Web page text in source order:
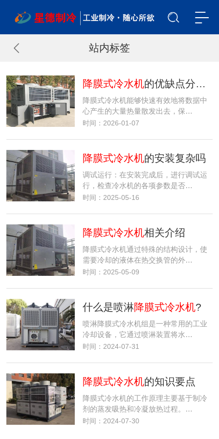
站内标签
降膜式冷水机的优缺点分别是什么
降膜式冷水机能够快速有效地将数据中
心产生的大量热量散发出去，保…
时间：2026-01-07
降膜式冷水机的安装复杂吗
调试运行：在安装完成后，进行调试运
行，检查冷水机的各项参数是否…
时间：2025-05-16
降膜式冷水机相关介绍
降膜式冷水机通过特殊的结构设计，使
需要冷却的液体在热交换管的外…
时间：2025-05-09
什么是喷淋降膜式冷水机?
喷淋降膜式冷水机组是一种常用的工业
冷却设备，它通过喷淋装置将水…
时间：2024-07-31
降膜式冷水机的知识要点
降膜式冷水机的工作原理主要基于制冷
剂的蒸发吸热和冷凝放热过程。…
时间：2024-07-30